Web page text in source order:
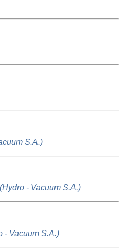
S.A.)
- Vacuum S.A.)
- Vacuum S.A.)